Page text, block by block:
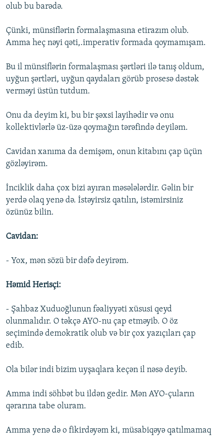
olub bu barədə.
Çünki, münsiflərin formalaşmasına etirazım olub.
Amma heç nəyi qəti,.imperativ formada qoymamışam.
Bu il münsiflərin formalaşması şərtləri ilə tanış oldum,
uyğun şərtləri, uyğun qaydaları görüb prosesə dəstək
verməyi üstün tutdum.
Onu da deyim ki, bu bir şəxsi layihədir və onu
kollektivlərlə üz-üzə qoymağın tərəfində deyiləm.
Cavidan xanıma da demişəm, onun kitabını çap üçün
gözləyirəm.
İnciklik daha çox bizi ayıran məsələlərdir. Gəlin bir
yerdə olaq yenə də. İstəyirsiz qatılın, istəmirsiniz
özünüz bilin.
Cavidan:
- Yox, mən sözü bir dəfə deyirəm.
Həmid Herisçi:
- Şahbaz Xuduoğlunun fəaliyyəti xüsusi qeyd
olunmalıdır. O təkçə AYO-nu çap etməyib. O öz
seçimində demokratik olub və bir çox yazıçıları çap
edib.
Ola bilər indi bizim uyşaqlara keçən il nəsə deyib.
Amma indi söhbət bu ildən gedir. Mən AYO-çuların
qərarına tabe oluram.
Amma yenə də o fikirdəyəm ki, müsabiqəyə qatılmamaq